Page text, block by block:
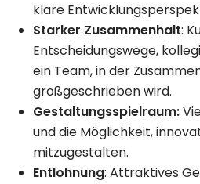
klare
Starker Zusammenhalt:
Entscheidungswege,
ein Team, in der
großgeschrieben wird.
Gestaltungsspielraum:
und die Möglichkeit,
mitzugestalten.
Entlohnung: Attraktives